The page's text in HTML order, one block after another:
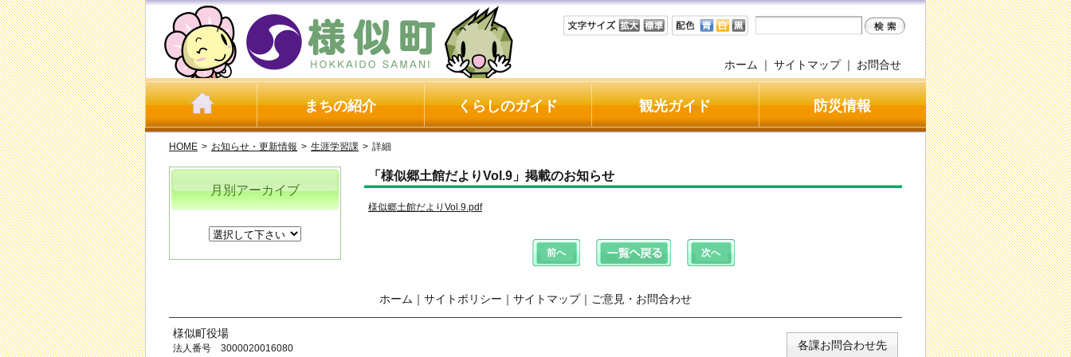
ホーム ｜ サイトマップ ｜ お問合せ
まちの紹介 くらしのガイド 観光ガイド 防災情報
HOME > お知らせ・更新情報 > 生涯学習課 > 詳細
「様似郷土館だよりVol.9」掲載のお知らせ
様似郷土館だよりVol.9.pdf
月別アーカイブ
ホーム ｜ サイトポリシー ｜ サイトマップ｜ ご意見・お問合わせ
様似町役場
法人番号 3000020016080
各課お問合わせ先